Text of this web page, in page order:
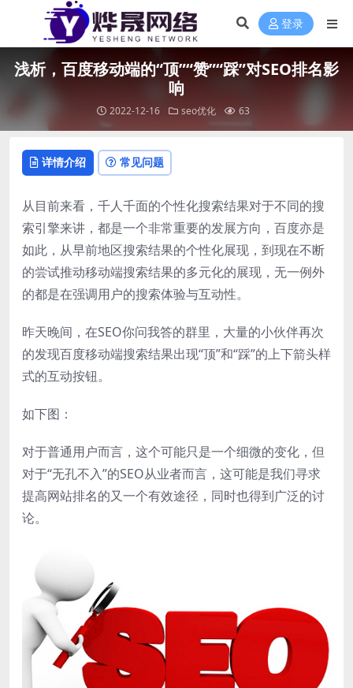
登录
浅析，百度移动端的“顶”“赞”“踩”对SEO排名影
响
2022-12-16 seo优化 63
详情介绍 常见问题
从目前来看，千人千面的个性化搜索结果对于不同的搜
索引擎来讲，都是一个非常重要的发展方向，百度亦是
如此，从早前地区搜索结果的个性化展现，到现在不断
的尝试推动移动端搜索结果的多元化的展现，无一例外
的都是在强调用户的搜索体验与互动性。
昨天晚间，在SEO你问我答的群里，大量的小伙伴再次
的发现百度移动端搜索结果出现“顶”和“踩”的上下箭头样
式的互动按钮。
如下图：
对于普通用户而言，这个可能只是一个细微的变化，但
对于“无孔不入”的SEO从业者而言，这可能是我们寻求
提高网站排名的又一个有效途径，同时也得到广泛的讨
论。